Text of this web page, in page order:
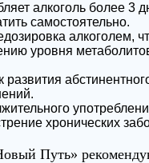
алкоголь более 3
самостоятельно.
алкоголем,
уровня
развития
хронических
Путь»